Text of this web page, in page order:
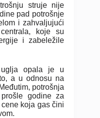
struje nije
pad potrošnje
i zahvaljujući
koje su
i zabeležile
uglja opala je u
a u odnosu na
potrošnja
godine za
koja gas čini